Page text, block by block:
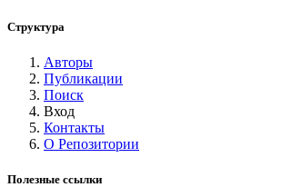
Структура
Авторы
Публикации
Поиск
Вход
Контакты
О Репозитории
Полезные ссылки